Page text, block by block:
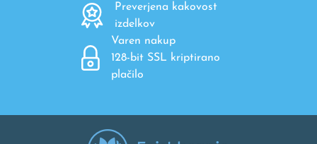
Preverjena kakovost
izdelkov
Varen nakup
128-bit SSL kriptirano
plačilo